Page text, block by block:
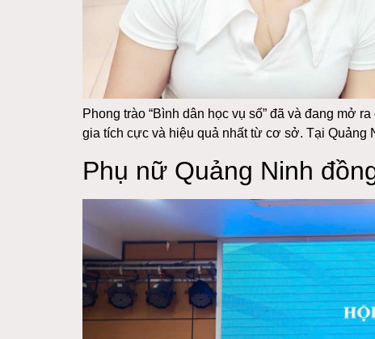
Phong trào “Bình dân học vụ số” đã và đang mở
gia tích cực và hiệu quả nhất từ cơ sở. Tại
Phụ nữ Quảng Ninh